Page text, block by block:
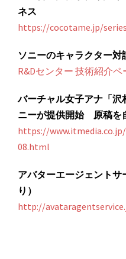
ネス
https://cocotame.jp/
ソニーのキャラクター対
R&Dセンター 技術紹介ペ
バーチャル女子アナ「沢
ニーが提供開始 原稿を
https://
08.html
アバターエージェント
り）
http://